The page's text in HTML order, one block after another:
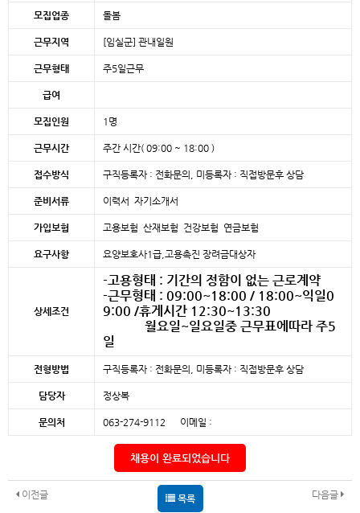
모집업종 돌봄
근무지역 [임실군] 관내일원
근무형태 주5일근무
급여
모집인원 1명
근무시간 주간 시간( 09:00 ~ 18:00 )
접수방식 구직등록자 : 전화문의, 미등록자 : 직접방문후 상담
준비서류 이력서 자기소개서
가입보험 고용보험 산재보험 건강보험 연금보험
요구사항 요양보호사1급,고용촉진 장려금대상자
상세조건
-고용형태 : 기간의 정함이 없는 근로계약
-근무형태 : 09:00~18:00 / 18:00~익일0
9:00 /휴게시간 12:30~13:30
월요일~일요일중 근무표에따라 주5
일
전형방법 구직등록자 : 전화문의, 미등록자 : 직접방문후 상담
담당자 정상복
문의처 063-274-9112 이메일 :
채용이 완료되었습니다
이전글 다음글
목록